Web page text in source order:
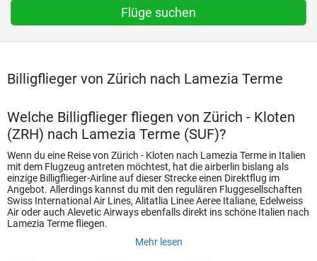
Flüge suchen
Billigflieger von Zürich nach Lamezia Terme
Welche Billigflieger fliegen von Zürich - Kloten
(ZRH) nach Lamezia Terme (SUF)?
Wenn du eine Reise von Zürich - Kloten nach Lamezia Terme in Italien
mit dem Flugzeug antreten möchtest, hat die airberlin bislang als
einzige Billigflieger-Airline auf dieser Strecke einen Direktflug im
Angebot. Allerdings kannst du mit den regulären Fluggesellschaften
Swiss International Air Lines, Alitatlia Linee Aeree Italiane, Edelweiss
Air oder auch Alevetic Airways ebenfalls direkt ins schöne Italien nach
Lamezia Terme fliegen.
Mehr lesen